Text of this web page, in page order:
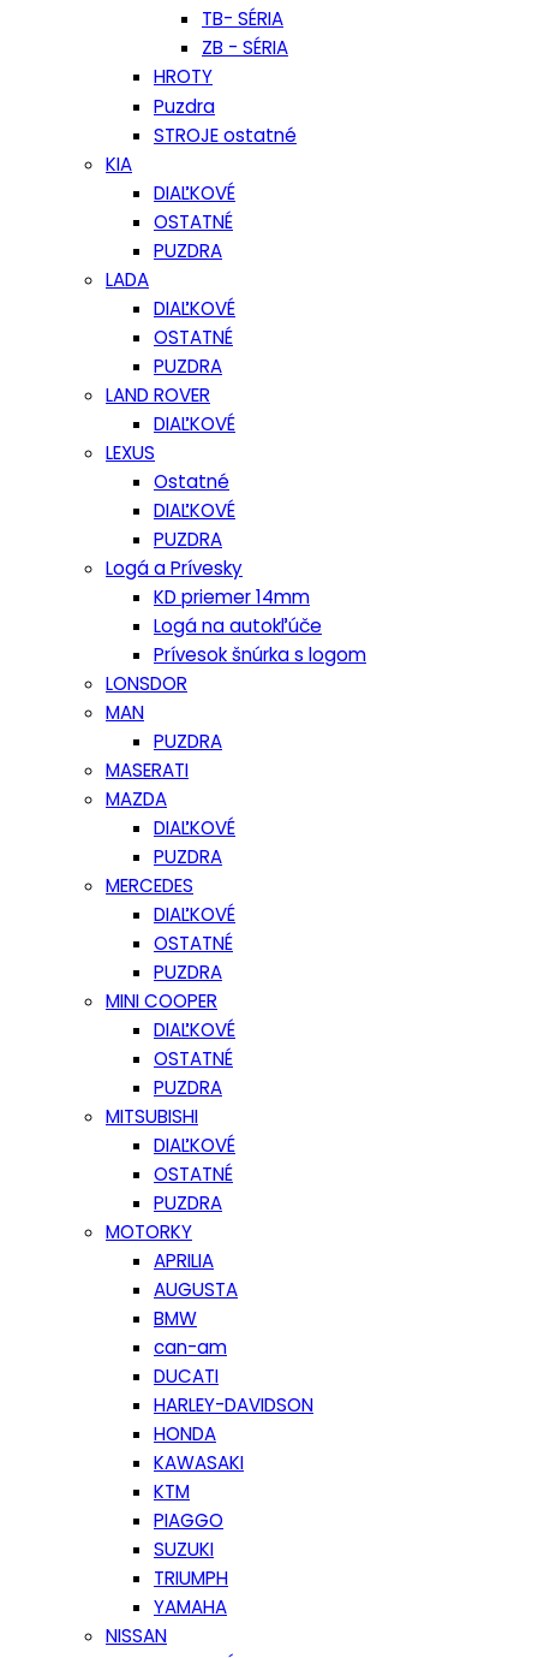
TB- SÉRIA
ZB - SÉRIA
HROTY
Puzdra
STROJE ostatné
KIA
DIAĽKOVÉ
OSTATNÉ
PUZDRA
LADA
DIAĽKOVÉ
OSTATNÉ
PUZDRA
LAND ROVER
DIAĽKOVÉ
LEXUS
Ostatné
DIAĽKOVÉ
PUZDRA
Logá a Prívesky
KD priemer 14mm
Logá na autokľúče
Prívesok šnúrka s logom
LONSDOR
MAN
PUZDRA
MASERATI
MAZDA
DIAĽKOVÉ
PUZDRA
MERCEDES
DIAĽKOVÉ
OSTATNÉ
PUZDRA
MINI COOPER
DIAĽKOVÉ
OSTATNÉ
PUZDRA
MITSUBISHI
DIAĽKOVÉ
OSTATNÉ
PUZDRA
MOTORKY
APRILIA
AUGUSTA
BMW
can-am
DUCATI
HARLEY-DAVIDSON
HONDA
KAWASAKI
KTM
PIAGGO
SUZUKI
TRIUMPH
YAMAHA
NISSAN